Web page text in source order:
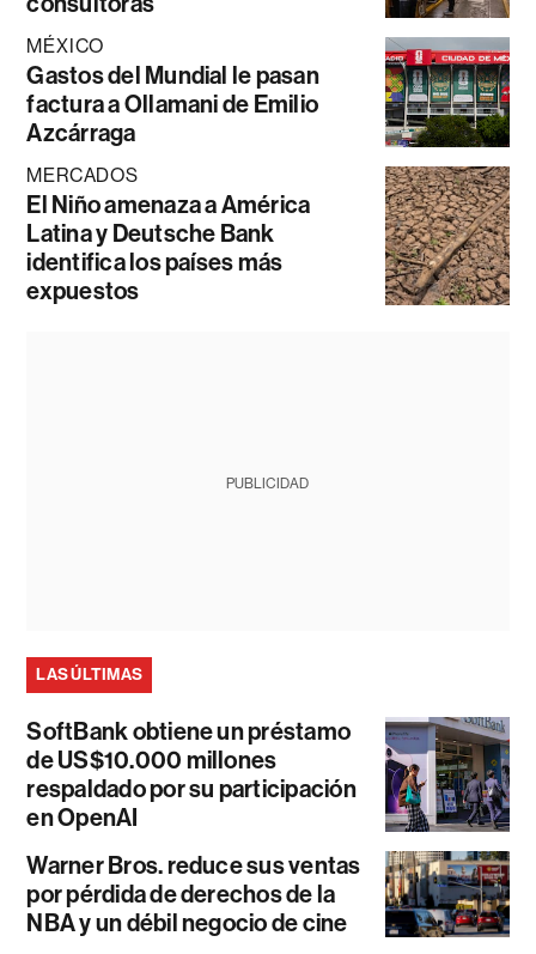
MÉXICO
Gastos del Mundial le pasan
factura a Ollamani de Emilio
Azcárraga
MERCADOS
El Niño amenaza a América
Latina y Deutsche Bank
identifica los países más
expuestos
PUBLICIDAD
LAS ÚLTIMAS
SoftBank obtiene un préstamo
de US$10.000 millones
respaldado por su participación
en OpenAI
Warner Bros. reduce sus ventas
por pérdida de derechos de la
NBA y un débil negocio de cine